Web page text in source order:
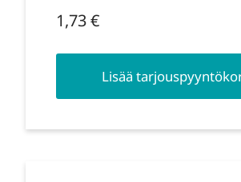
1,73€
Lisää